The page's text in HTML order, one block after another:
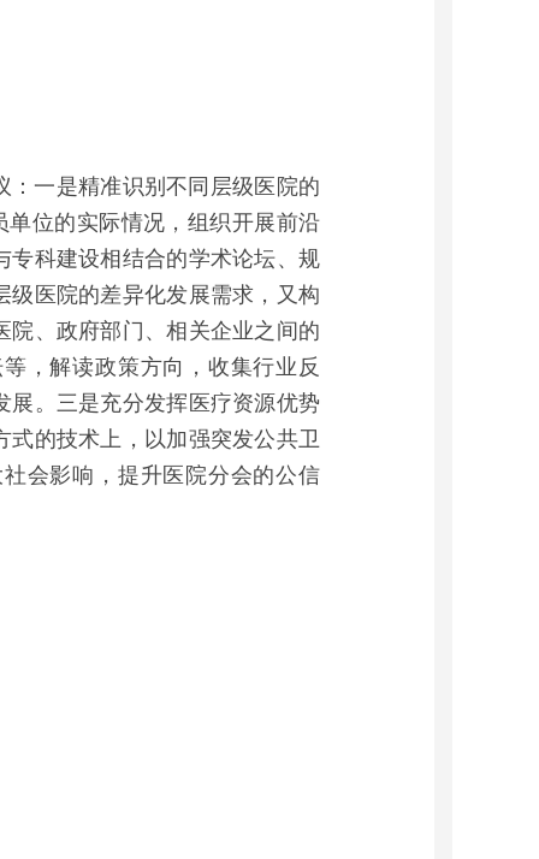
一是精准识别不同层级医院的
单位的实际情况，组织开展前沿
科建设相结合的学术论坛、规
医院的差异化发展需求，又构
、政府部门、相关企业之间的
，解读政策方向，收集行业反
。三是充分发挥医疗资源优势
的技术上，以加强突发公共卫
会影响，提升医院分会的公信